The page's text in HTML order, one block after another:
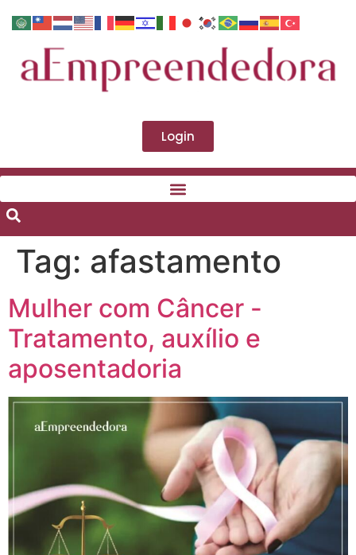
Login
Tag: afastamento
Mulher com Câncer -
Tratamento, auxílio e
aposentadoria